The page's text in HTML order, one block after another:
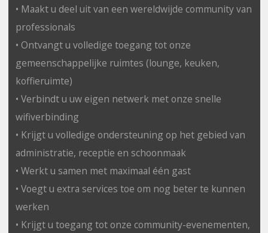
• Maakt u deel uit van een wereldwijde community van
professionals
• Ontvangt u volledige toegang tot onze
gemeenschappelijke ruimtes (lounge, keuken,
koffieruimte)
• Verbindt u uw eigen netwerk met onze snelle
wifiverbinding
• Krijgt u volledige ondersteuning op het gebied van
administratie, receptie en schoonmaak
• Werkt u samen met maximaal één gast
• Voegt u extra services toe om nog beter te kunnen
werken
• Krijgt u toegang tot onze community-evenementen,